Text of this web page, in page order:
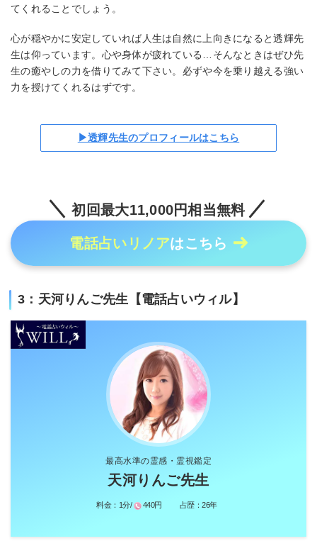
てくれることでしょう。
心が穏やかに安定していれば人生は自然に上向きになると透輝先
生は仰っています。心や身体が疲れている…そんなときはぜひ先
生の癒やしの力を借りてみて下さい。必ずや今を乗り越える強い
力を授けてくれるはずです。
▶透輝先生のプロフィールはこちら
初回最大11,000円相当無料
電話占いリノアはこちら
3：天河りんご先生【電話占いウィル】
最高水準の霊感・霊視鑑定
天河りんご先生
料金： 1分/ 440円 占歴：26年